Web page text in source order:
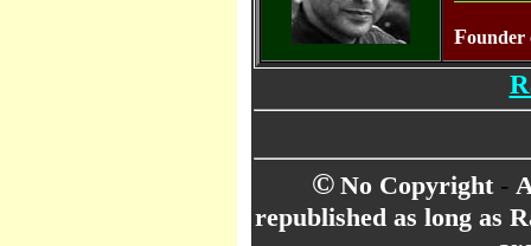
Founder
© No Copyright -
republished as long as